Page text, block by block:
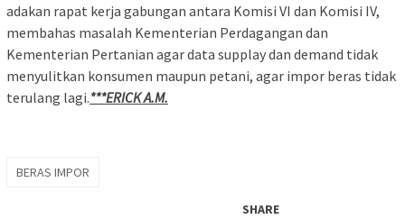
adakan rapat kerja gabungan antara Komisi VI dan Komisi IV,
membahas masalah Kementerian Perdagangan dan
Kementerian Pertanian agar data supplay dan demand tidak
menyulitkan konsumen maupun petani, agar impor beras tidak
terulang lagi.***ERICK A.M.
BERAS IMPOR
SHARE